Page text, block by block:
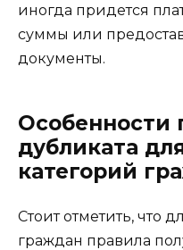
иногда придется
суммы или
документы.
Особенности
дубликата
категорий
Стоит отметить, что
граждан правила